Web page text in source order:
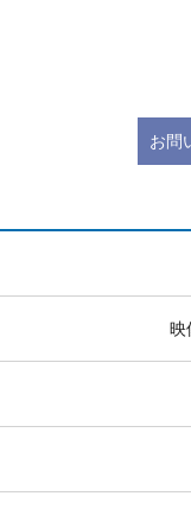
お問
映